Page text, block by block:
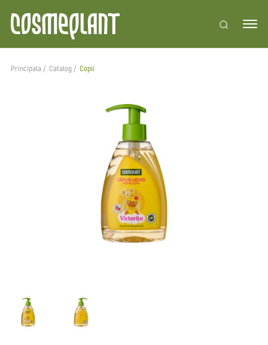
Principala Catalog Copii